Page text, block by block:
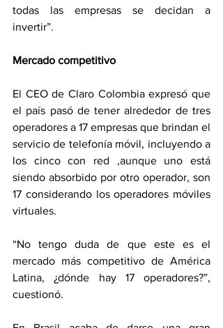
todas las empresas se decidan a
invertir”.
Mercado competitivo
El CEO de Claro Colombia expresó que
el país pasó de tener alrededor de tres
operadores a 17 empresas que brindan el
servicio de telefonía móvil, incluyendo a
los cinco con red ,aunque uno está
siendo absorbido por otro operador, son
17 considerando los operadores móviles
virtuales.
“No tengo duda de que este es el
mercado más competitivo de América
Latina, ¿dónde hay 17 operadores?”,
cuestionó.